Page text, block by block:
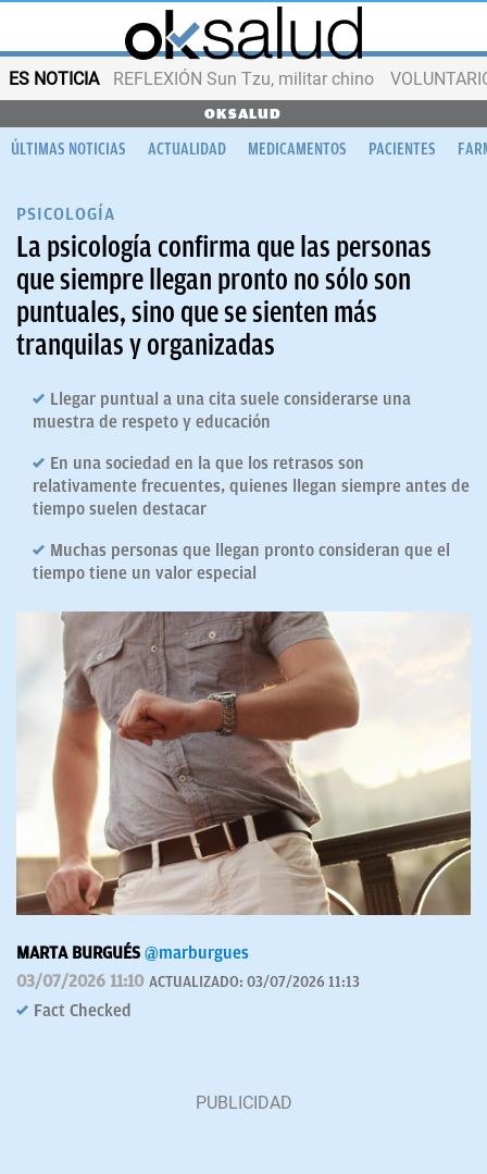
ES NOTICIA REFLEXIÓN Sun Tzu, militar chino
OKSALUD
ÚLTIMAS NOTICIAS ACTUALIDAD MEDICAMENTOS PACIENTES
PSICOLOGÍA
La psicología confirma que las personas
que siempre llegan pronto no sólo son
puntuales, sino que se sienten más
tranquilas y organizadas
Llegar puntual a una cita suele considerarse una
muestra de respeto y educación
En una sociedad en la que los retrasos son
relativamente frecuentes, quienes llegan siempre antes de
tiempo suelen destacar
Muchas personas que llegan pronto consideran que el
tiempo tiene un valor especial
MARTA BURGUÉS @marburgues
03/07/2026 11:10 ACTUALIZADO: 03/07/2026 11:13
Fact Checked